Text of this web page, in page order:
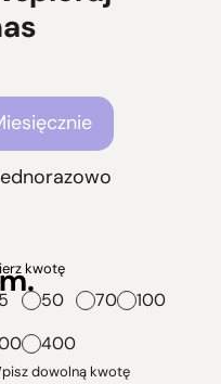
wsparcia
kwotę
50 70
100
400
dowolną kwotę